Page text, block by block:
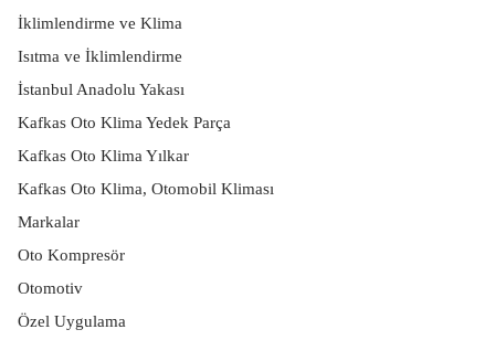
İklimlendirme ve Klima
Isıtma ve İklimlendirme
İstanbul Anadolu Yakası
Kafkas Oto Klima Yedek Parça
Kafkas Oto Klima Yılkar
Kafkas Oto Klima, Otomobil Kliması
Markalar
Oto Kompresör
Otomotiv
Özel Uygulama